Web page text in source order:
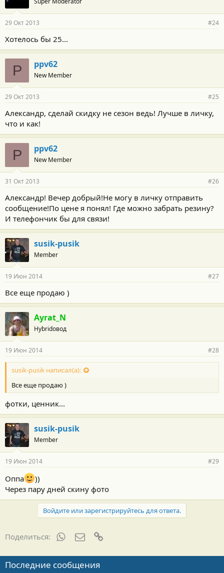
29 Окт 2013 #24
Хотелось бы 25...
P ppv62
New Member
29 Окт 2013 #25
Александр, сделай скидку не сезон ведь! Лучше в личку,
что и как!
P ppv62
New Member
31 Окт 2013 #26
Александр! Вечер добрый!Не могу в личку отправить
сообщение!По цене я понял! Где можно забрать резину?
И телефончик бы для связи!
susik-pusik
Member
19 Июн 2014 #27
Все еще продаю )
Ayrat_N
Hybridовод
19 Июн 2014 #28
susik-pusik написал(а):
Все еще продаю )
фотки, ценник...
susik-pusik
Member
19 Июн 2014 #29
Оппа
))
Через пару дней скину фото
Войдите или зарегистрируйтесь для ответа.
Поделиться: WhatsAppЭлектронная почта
Последние сообщения